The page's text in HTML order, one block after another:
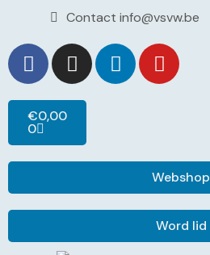
Contact info@vsvw.be
€0,00
0
Webshop
Word lid